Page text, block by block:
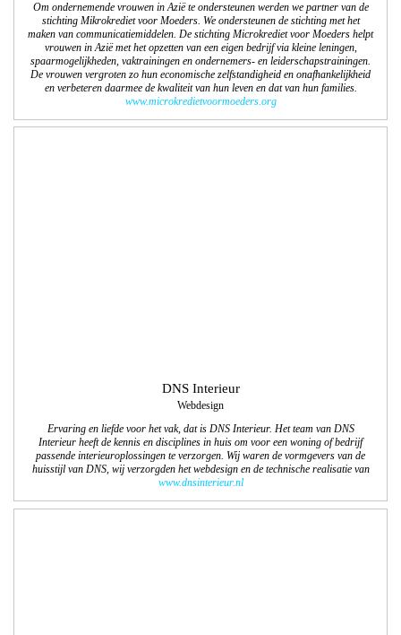
Om ondernemende vrouwen in Azië te ondersteunen werden we partner van de
stichting Mikrokrediet voor Moeders. We ondersteunen de stichting met het
maken van communicatiemiddelen. De stichting Microkrediet voor Moeders helpt
vrouwen in Azië met het opzetten van een eigen bedrijf via kleine leningen,
spaarmogelijkheden, vaktrainingen en ondernemers- en leiderschapstrainingen.
De vrouwen vergroten zo hun economische zelfstandigheid en onafhankelijkheid
en verbeteren daarmee de kwaliteit van hun leven en dat van hun families.
www.microkredietvoormoeders.org
DNS Interieur
Webdesign
Ervaring en liefde voor het vak, dat is DNS Interieur. Het team van DNS
Interieur heeft de kennis en disciplines in huis om voor een woning of bedrijf
passende interieuroplossingen te verzorgen. Wij waren de vormgevers van de
huisstijl van DNS, wij verzorgden het webdesign en de technische realisatie van
www.dnsinterieur.nl